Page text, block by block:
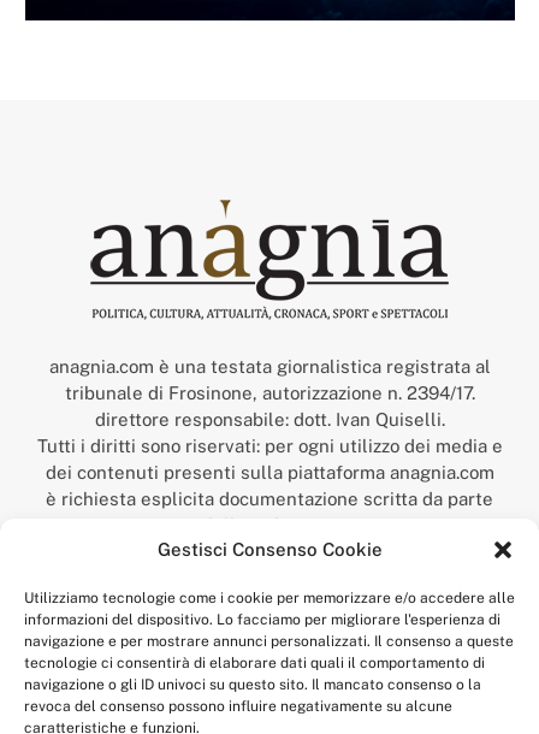
Gestisci Consenso Cookie
Utilizziamo tecnologie come i cookie per memorizzare e/o accedere alle
informazioni del dispositivo. Lo facciamo per migliorare l'esperienza di
navigazione e per mostrare annunci personalizzati. Il consenso a queste
tecnologie ci consentirà di elaborare dati quali il comportamento di
navigazione o gli ID univoci su questo sito. Il mancato consenso o la
revoca del consenso possono influire negativamente su alcune
caratteristiche e funzioni.
anagnia.com è una testata giornalistica registrata al
tribunale di Frosinone, autorizzazione n. 2394/17.
direttore responsabile: dott. Ivan Quiselli.
Tutti i diritti sono riservati: per ogni utilizzo dei media e
dei contenuti presenti sulla piattaforma anagnia.com
è richiesta esplicita documentazione scritta da parte
della redazione.
“Anagnia” è un marchio registrato presso l’Ufficio Italiano
Economico,
num. registrazione: 302017000014044 del 9 febbraio 2017.
Per contatti:redazione@anagnia.com